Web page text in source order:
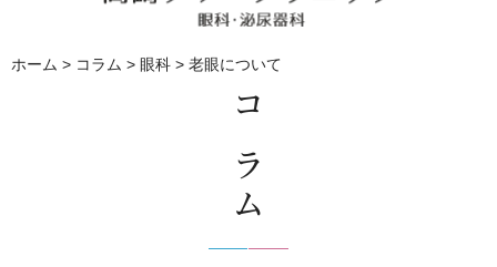
ホーム > コラム > 眼科 > 老眼について
コラム